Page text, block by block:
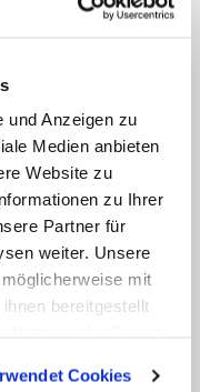
und Anzeigen zu
Medien anbieten
Website zu
zu Ihrer
Partner für
weiter. Unsere
mit
bereitgestellt
Cookies
Bischofs
Er
zu
verurteilt.